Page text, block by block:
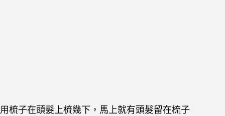
用梳子在頭髮上梳幾下，馬上就有頭髮留在梳子